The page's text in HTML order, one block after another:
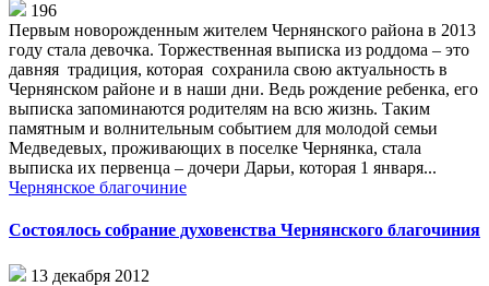
196
Первым новорожденным жителем Чернянского района в 2013
году стала девочка. Торжественная выписка из роддома – это
давняя традиция, которая сохранила свою актуальность в
Чернянском районе и в наши дни. Ведь рождение ребенка, его
выписка запоминаются родителям на всю жизнь. Таким
памятным и волнительным событием для молодой семьи
Медведевых, проживающих в поселке Чернянка, стала
выписка их первенца – дочери Дарьи, которая 1 января...
Чернянское благочиние
Состоялось собрание духовенства Чернянского благочиния
13 декабря 2012